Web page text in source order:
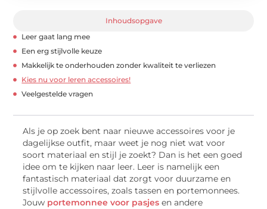
Inhoudsopgave
Leer gaat lang mee
Een erg stijlvolle keuze
Makkelijk te onderhouden zonder kwaliteit te verliezen
Kies nu voor leren accessoires!
Veelgestelde vragen
Als je op zoek bent naar nieuwe accessoires voor je
dagelijkse outfit, maar weet je nog niet wat voor
soort materiaal en stijl je zoekt? Dan is het een goed
idee om te kijken naar leer. Leer is namelijk een
fantastisch materiaal dat zorgt voor duurzame en
stijlvolle accessoires, zoals tassen en portemonnees.
Jouw portemonnee voor pasjes en andere